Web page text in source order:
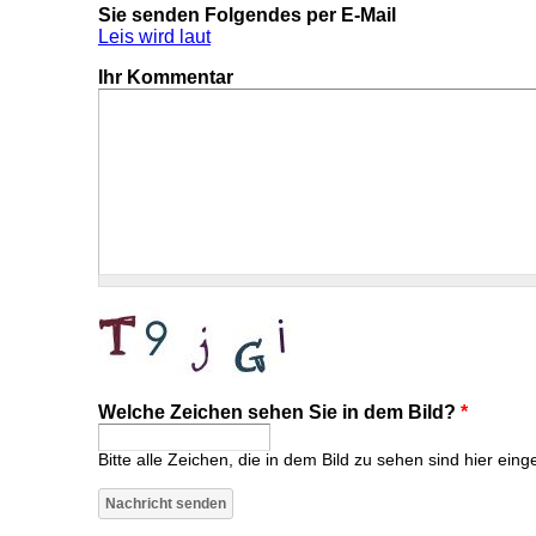
Sie senden Folgendes per E-Mail
Leis wird laut
Ihr Kommentar
Welche Zeichen sehen Sie in dem Bild? *
Bitte alle Zeichen, die in dem Bild zu sehen sind hier